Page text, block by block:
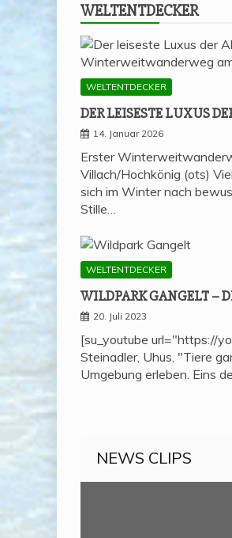
WELT­ENT­DE­CKER
WELTENTDECKER
DER LEI­SES­TE LUXUS
14. Januar 2026
Erster
Villach/Hochkönig (ots)
sich im Winter nach
Stille…
WELTENTDECKER
WILD­PARK GAN­GELT –
20. Juli 2023
[su_youtube url="https://
Steinadler, Uhus, "Tiere
Umgebung erleben. Eins
NEWS CLIPS